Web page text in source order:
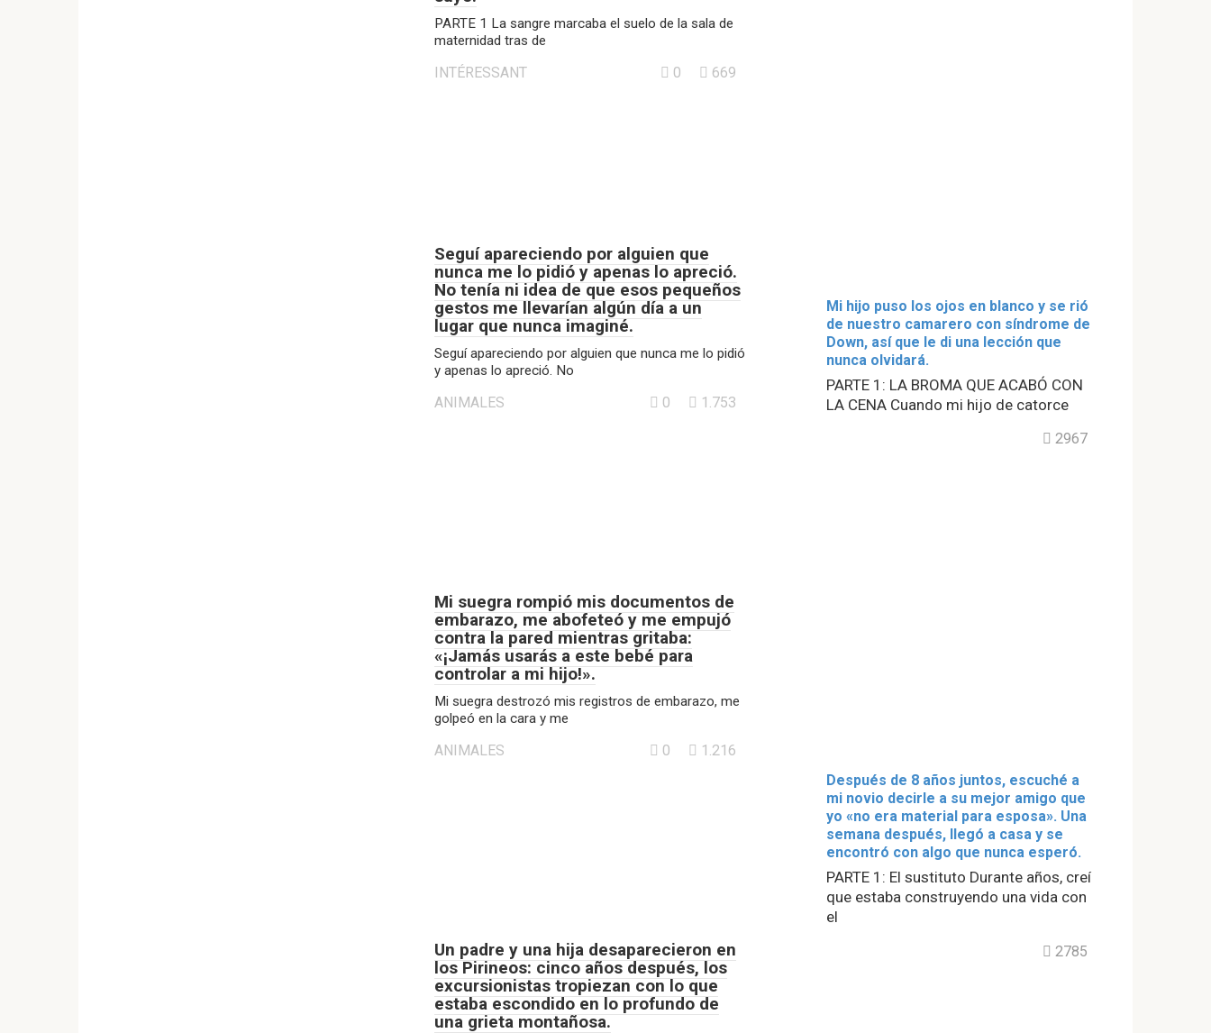
PARTE 1 La sangre marcaba el suelo de la sala de
maternidad tras de
INTÉRESSANT 0 669
Seguí apareciendo por alguien que
nunca me lo pidió y apenas lo apreció.
No tenía ni idea de que esos pequeños
gestos me llevarían algún día a un
lugar que nunca imaginé.
Seguí apareciendo por alguien que nunca me lo pidió
y apenas lo apreció. No
ANIMALES 0 1.753
Mi suegra rompió mis documentos de
embarazo, me abofeteó y me empujó
contra la pared mientras gritaba:
«¡Jamás usarás a este bebé para
controlar a mi hijo!».
Mi suegra destrozó mis registros de embarazo, me
golpeó en la cara y me
ANIMALES 0 1.216
Un padre y una hija desaparecieron en
los Pirineos: cinco años después, los
excursionistas tropiezan con lo que
estaba escondido en lo profundo de
una grieta montañosa.
Mi hijo puso los ojos en blanco y se rió
de nuestro camarero con síndrome de
Down, así que le di una lección que
nunca olvidará.
PARTE 1: LA BROMA QUE ACABÓ CON
LA CENA Cuando mi hijo de catorce
2967
Después de 8 años juntos, escuché a
mi novio decirle a su mejor amigo que
yo «no era material para esposa». Una
semana después, llegó a casa y se
encontró con algo que nunca esperó.
PARTE 1: El sustituto Durante años, creí
que estaba construyendo una vida con
el
2785